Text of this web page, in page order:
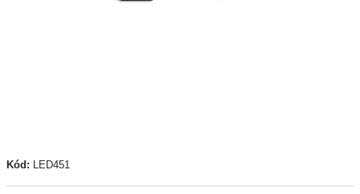
Kód: LED451